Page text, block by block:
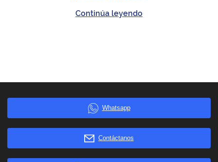
Continúa leyendo
Whatsapp
Contáctanos